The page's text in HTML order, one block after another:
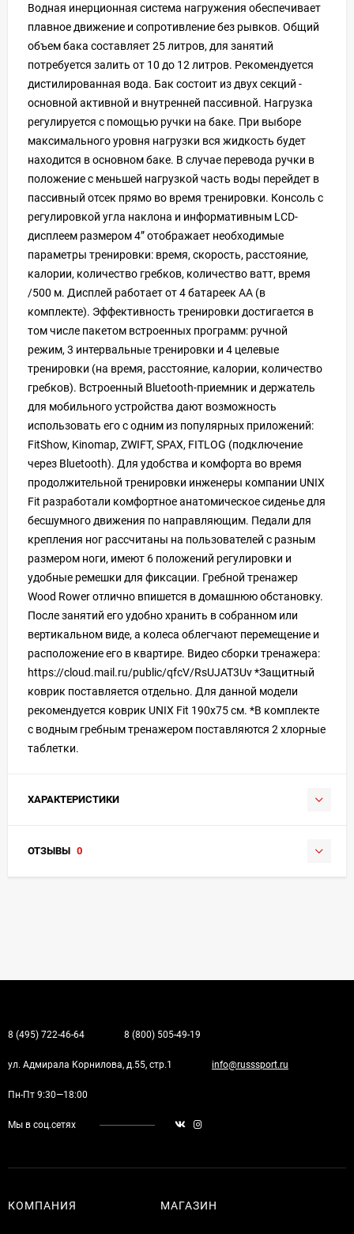
Водная инерционная система нагружения обеспечивает
плавное движение и сопротивление без рывков. Общий
объем бака составляет 25 литров, для занятий
потребуется залить от 10 до 12 литров. Рекомендуется
дистилированная вода. Бак состоит из двух секций -
основной активной и внутренней пассивной. Нагрузка
регулируется с помощью ручки на баке. При выборе
максимального уровня нагрузки вся жидкость будет
находится в основном баке. В случае перевода ручки в
положение с меньшей нагрузкой часть воды перейдет в
пассивный отсек прямо во время тренировки. Консоль с
регулировкой угла наклона и информативным LCD-
дисплеем размером 4” отображает необходимые
параметры тренировки: время, скорость, расстояние,
калории, количество гребков, количество ватт, время
/500 м. Дисплей работает от 4 батареек АА (в
комплекте). Эффективность тренировки достигается в
том числе пакетом встроенных программ: ручной
режим, 3 интервальные тренировки и 4 целевые
тренировки (на время, расстояние, калории, количество
гребков). Встроенный Bluetooth-приемник и держатель
для мобильного устройства дают возможность
использовать его с одним из популярных приложений:
FitShow, Kinomap, ZWIFT, SPAX, FITLOG (подключение
через Bluetooth). Для удобства и комфорта во время
продолжительной тренировки инженеры компании UNIX
Fit разработали комфортное анатомическое сиденье для
бесшумного движения по направляющим. Педали для
крепления ног рассчитаны на пользователей с разным
размером ноги, имеют 6 положений регулировки и
удобные ремешки для фиксации. Гребной тренажер
Wood Rower отлично впишется в домашнюю обстановку.
После занятий его удобно хранить в собранном или
вертикальном виде, а колеса облегчают перемещение и
расположение его в квартире. Видео сборки тренажера:
https://cloud.mail.ru/public/qfcV/RsUJAT3Uv *Защитный
коврик поставляется отдельно. Для данной модели
рекомендуется коврик UNIX Fit 190x75 см. *В комплекте
с водным гребным тренажером поставляются 2 хлорные
таблетки.
ХАРАКТЕРИСТИКИ
ОТЗЫВЫ 0
8 (495) 722-46-64 8 (800) 505-49-19
ул. Адмирала Корнилова, д.55, стр.1 info@russsport.ru
Пн-Пт 9:30—18:00
Мы в соц.сетях
КОМПАНИЯ МАГАЗИН